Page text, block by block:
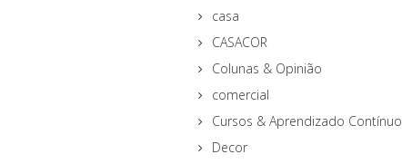
casa
CASACOR
Colunas & Opinião
comercial
Cursos & Aprendizado Contínuo
Decor